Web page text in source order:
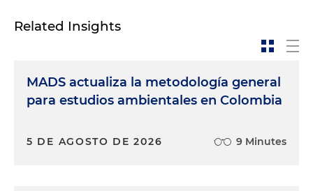
Related Insights
MADS actualiza la metodología general
para estudios ambientales en Colombia
5 DE AGOSTO DE 2026 9 Minutes